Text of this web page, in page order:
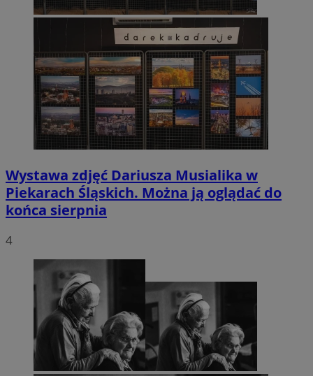
Wystawa zdjęć Dariusza Musialika w
Piekarach Śląskich. Można ją oglądać do
końca sierpnia
4